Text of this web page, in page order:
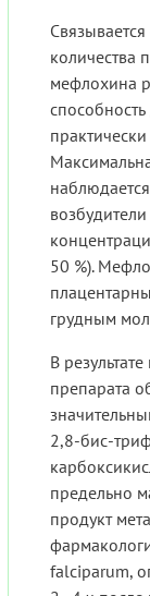
количества
мефлохина
50 %).
грудным
В
препарата
2,8-бис-
предельно
продукт
falciparum,